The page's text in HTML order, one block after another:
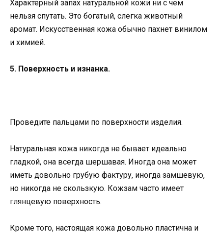
Характерный запах натуральной кожи ни с чем
нельзя спутать. Это богатый, слегка животный
аромат. Искусственная кожа обычно пахнет винилом
и химией.
5. Поверхность и изнанка.
Проведите пальцами по поверхности изделия.
Натуральная кожа никогда не бывает идеально
гладкой, она всегда шершавая. Иногда она может
иметь довольно грубую фактуру, иногда замшевую,
но никогда не скользкую. Кожзам часто имеет
глянцевую поверхность.
Кроме того, настоящая кожа довольно пластична и